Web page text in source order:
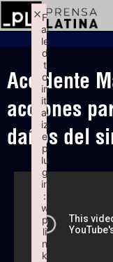
Accidente
acciones
daños del
F
ai
le
d
t
o
in
iti
al
iz
e
p
lu
g
in
:
w
p
li
n
k
×